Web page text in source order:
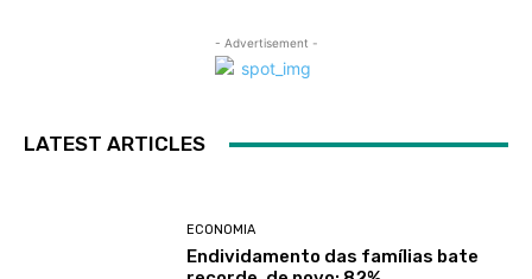
- Advertisement -
LATEST ARTICLES
ECONOMIA
Endividamento das famílias bate